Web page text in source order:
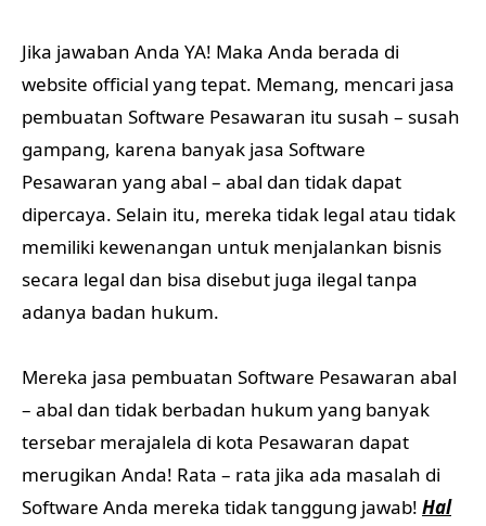
Jika jawaban Anda YA! Maka Anda berada di
website official yang tepat. Memang, mencari jasa
pembuatan Software Pesawaran itu susah – susah
gampang, karena banyak jasa Software
Pesawaran yang abal – abal dan tidak dapat
dipercaya. Selain itu, mereka tidak legal atau tidak
memiliki kewenangan untuk menjalankan bisnis
secara legal dan bisa disebut juga ilegal tanpa
adanya badan hukum.
Mereka jasa pembuatan Software Pesawaran abal
– abal dan tidak berbadan hukum yang banyak
tersebar merajalela di kota Pesawaran dapat
merugikan Anda! Rata – rata jika ada masalah di
Software Anda mereka tidak tanggung jawab! Hal